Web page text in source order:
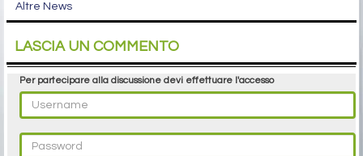
Altre News
LASCIA UN COMMENTO
Per partecipare alla discussione devi effettuare l'accesso